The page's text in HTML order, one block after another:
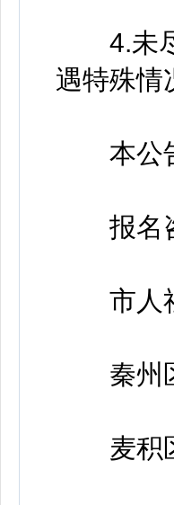
4.未尽
遇特殊情
本公告
报名咨
市人社
秦州区
麦积区